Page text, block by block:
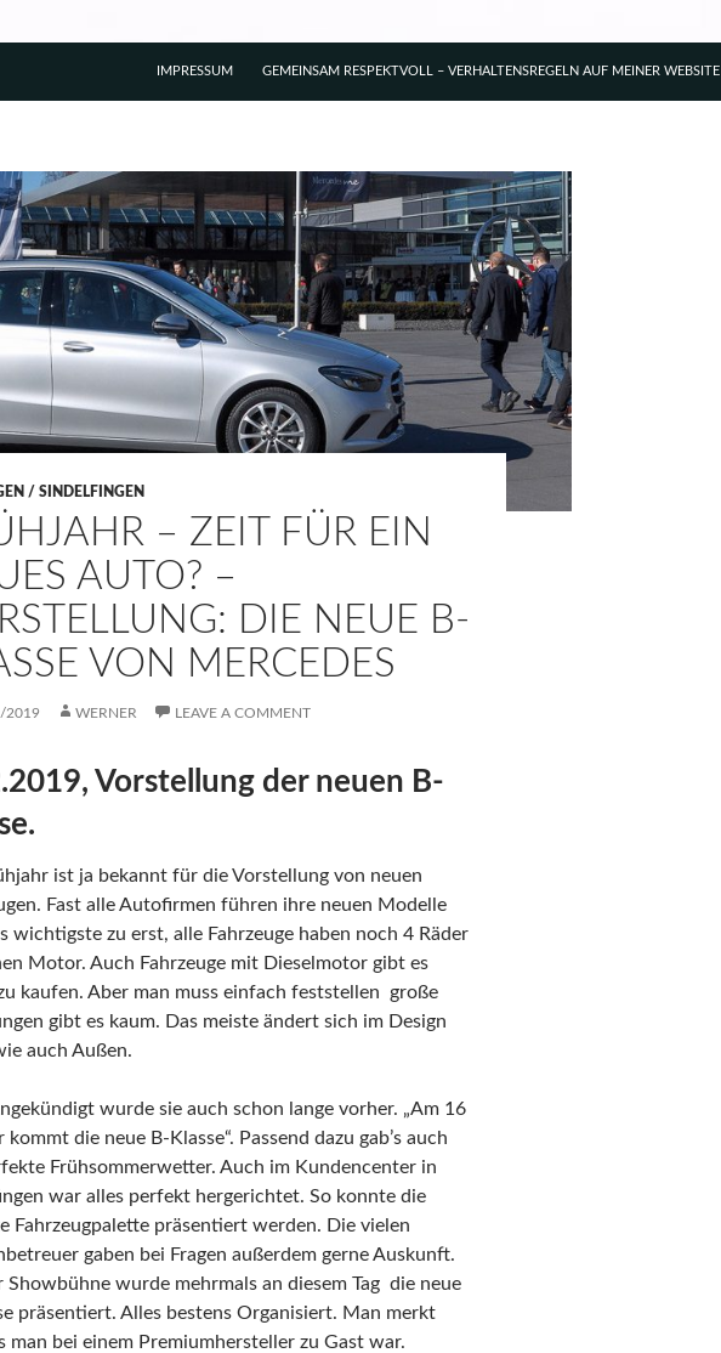
GEMEINSAM RESPEKTVOLL – VERHALTENSREGELN AUF MEINER WEBSITE
IMPRESSUM
/ SINDELFINGEN
– ZEIT FÜR EIN
AUTO? –
DIE NEUE B-
VON MERCEDES
2019 WERNER LEAVE A COMMENT
Vorstellung der neuen B-
ist ja bekannt für die Vorstellung von neuen
Fast alle Autofirmen führen ihre neuen Modelle
wichtigste zu erst, alle Fahrzeuge haben noch 4 Räder
Motor. Auch Fahrzeuge mit Dieselmotor gibt es
kaufen. Aber man muss einfach feststellen große
gibt es kaum. Das meiste ändert sich im Design
auch Außen.
wurde sie auch schon lange vorher. „Am 16
kommt die neue B-Klasse“. Passend dazu gab’s auch
Frühsommerwetter. Auch im Kundencenter in
war alles perfekt hergerichtet. So konnte die
Fahrzeugpalette präsentiert werden. Die vielen
gaben bei Fragen außerdem gerne Auskunft.
Showbühne wurde mehrmals an diesem Tag die neue
präsentiert. Alles bestens Organisiert. Man merkt
man bei einem Premiumhersteller zu Gast war.